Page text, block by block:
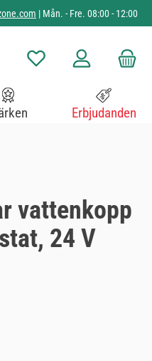
| Mån. - Fre. 08:00 - 12:00
Du har 0 objekt i
Erbjudanden
vattenkopp
24 V